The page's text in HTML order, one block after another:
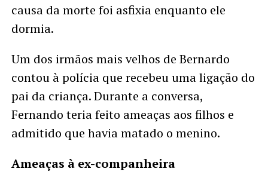
causa da morte foi asfixia enquanto ele
dormia.
Um dos irmãos mais velhos de Bernardo
contou à polícia que recebeu uma ligação do
pai da criança. Durante a conversa,
Fernando teria feito ameaças aos filhos e
admitido que havia matado o menino.
Ameaças à ex-companheira